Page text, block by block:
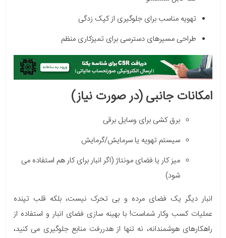
تهویه مناسب برای جلوگیری از کپک زدگی
طراحی مسیرهای دسترسی برای تمیزکاری منظم
امکانات جانبی (در صورت نیاز)
برق کشی برای وسایل برقی
سیستم تهویه یا سرمایش/گرمایش
میز کار یا فضای مونتاژ (اگر انبار برای کار هم استفاده می
شود)
انبار دیگر یک فضای مرده و بی تحرک نیست، بلکه قلب تپنده
عملیات کسب وکار شماست! با بهینه سازی فضای انبار و استفاده از
راهکارهای هوشمندانه، نه تنها از هدررفت منابع جلوگیری می کنید،